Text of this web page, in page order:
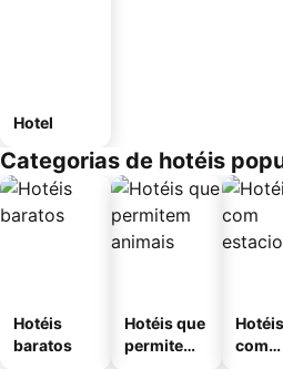
Hotel
Categorias de hotéis
Hotéis
baratos
Hotéis que
permitem
Hotéis
com